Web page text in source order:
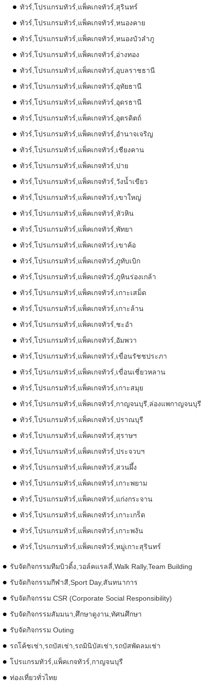
ทัวร์,โปรแกรมทัวร์,แพ็คเกจทัวร์,สุรินทร์
ทัวร์,โปรแกรมทัวร์,แพ็คเกจทัวร์,หนองคาย
ทัวร์,โปรแกรมทัวร์,แพ็คเกจทัวร์,หนองบัวลำภู
ทัวร์,โปรแกรมทัวร์,แพ็คเกจทัวร์,อ่างทอง
ทัวร์,โปรแกรมทัวร์,แพ็คเกจทัวร์,อุบลราชธานี
ทัวร์,โปรแกรมทัวร์,แพ็คเกจทัวร์,อุทัยธานี
ทัวร์,โปรแกรมทัวร์,แพ็คเกจทัวร์,อุดรธานี
ทัวร์,โปรแกรมทัวร์,แพ็คเกจทัวร์,อุตรดิตถ์
ทัวร์,โปรแกรมทัวร์,แพ็คเกจทัวร์,อำนาจเจริญ
ทัวร์,โปรแกรมทัวร์,แพ็คเกจทัวร์,เชียงคาน
ทัวร์,โปรแกรมทัวร์,แพ็คเกจทัวร์,ปาย
ทัวร์,โปรแกรมทัวร์,แพ็คเกจทัวร์,วังน้ำเขียว
ทัวร์,โปรแกรมทัวร์,แพ็คเกจทัวร์,เขาใหญ่
ทัวร์,โปรแกรมทัวร์,แพ็คเกจทัวร์,หัวหิน
ทัวร์,โปรแกรมทัวร์,แพ็คเกจทัวร์,พัทยา
ทัวร์,โปรแกรมทัวร์,แพ็คเกจทัวร์,เขาค้อ
ทัวร์,โปรแกรมทัวร์,แพ็คเกจทัวร์,ภูทับเบิก
ทัวร์,โปรแกรมทัวร์,แพ็คเกจทัวร์,ภูหินร่องเกล้า
ทัวร์,โปรแกรมทัวร์,แพ็คเกจทัวร์,เกาะเสม็ด
ทัวร์,โปรแกรมทัวร์,แพ็คเกจทัวร์,เกาะล้าน
ทัวร์,โปรแกรมทัวร์,แพ็คเกจทัวร์,ชะอำ
ทัวร์,โปรแกรมทัวร์,แพ็คเกจทัวร์,อัมพวา
ทัวร์,โปรแกรมทัวร์,แพ็คเกจทัวร์,เขื่อนรัชชประภา
ทัวร์,โปรแกรมทัวร์,แพ็คเกจทัวร์,เขื่อนเชี่ยวหลาน
ทัวร์,โปรแกรมทัวร์,แพ็คเกจทัวร์,เกาะสมุย
ทัวร์,โปรแกรมทัวร์,แพ็คเกจทัวร์,กาญจนบุรี,ล่องแพกาญจนบุรี
ทัวร์,โปรแกรมทัวร์,แพ็คเกจทัวร์,ปราณบุรี
ทัวร์,โปรแกรมทัวร์,แพ็คเกจทัวร์,สุราษฯ
ทัวร์,โปรแกรมทัวร์,แพ็คเกจทัวร์,ประจวบฯ
ทัวร์,โปรแกรมทัวร์,แพ็คเกจทัวร์,สวนผึ้ง
ทัวร์,โปรแกรมทัวร์,แพ็คเกจทัวร์,เกาะพยาม
ทัวร์,โปรแกรมทัวร์,แพ็คเกจทัวร์,แก่งกระจาน
ทัวร์,โปรแกรมทัวร์,แพ็คเกจทัวร์,เกาะเกร็ด
ทัวร์,โปรแกรมทัวร์,แพ็คเกจทัวร์,เกาะพงัน
ทัวร์,โปรแกรมทัวร์,แพ็คเกจทัวร์,หมู่เกาะสุรินทร์
รับจัดกิจกรรมทีมบิวดิ้ง,วอล์คแรลลี่,Walk Rally,Team Building
รับจัดกิจกรรมกีฬาสี,Sport Day,สันทนาการ
รับจัดกิจกรรม CSR (Corporate Social Responsibility)
รับจัดกิจกรรมสัมมนา,ศึกษาดูงาน,ทัศนศึกษา
รับจัดกิจกรรม Outing
รถโค้ชเช่า,รถบัสเช่า,รถมินิบัสเช่า,รถบัสพัดลมเช่า
โปรแกรมทัวร์,แพ็คเกจทัวร์,กาญจนบุรี
ท่องเที่ยวทั่วไทย